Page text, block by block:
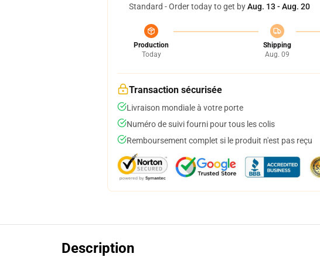
Standard - Order today to get byAug. 13 - Aug. 20
Production
Today
Shipping
Aug. 09
Transaction sécurisée
Livraison mondiale à votre porte
Numéro de suivi fourni pour tous les colis
Remboursement complet si le produit n'est pas reçu
Description